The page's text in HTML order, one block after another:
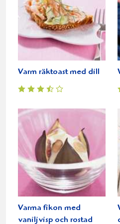
Varm räktoast med dill
Varma fikon med
vaniljvisp och rostad